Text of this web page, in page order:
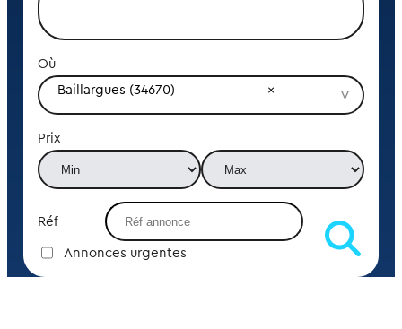
Où
Baillargues (34670)
Prix
Réf
Annonces urgentes